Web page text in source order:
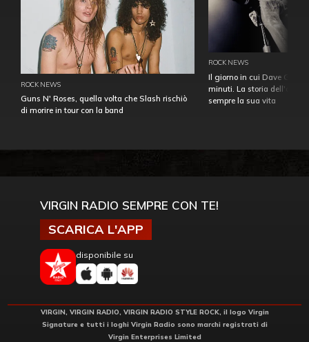
ROCK NEWS
Guns N' Roses, quella volta che Slash rischiò
di morire in tour con la band
ROCK NEWS
Il giorno in cui Dave
minuti. La storia
sempre la sua vita
VIRGIN RADIO SEMPRE CON TE!
SCARICA L'APP
disponibile su
VIRGIN, VIRGIN RADIO, VIRGIN RADIO STYLE ROCK, il logo Virgin
Signature e tutti i loghi Virgin Radio sono marchi registrati di
Virgin Enterprises Limited